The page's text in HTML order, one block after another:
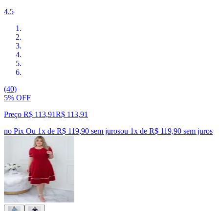
4.5
(40)
5% OFF
Preço R$ 113,91R$ 113,91
no Pix Ou 1x de R$ 119,90 sem jurosou 1x de R$ 119,90 sem juros